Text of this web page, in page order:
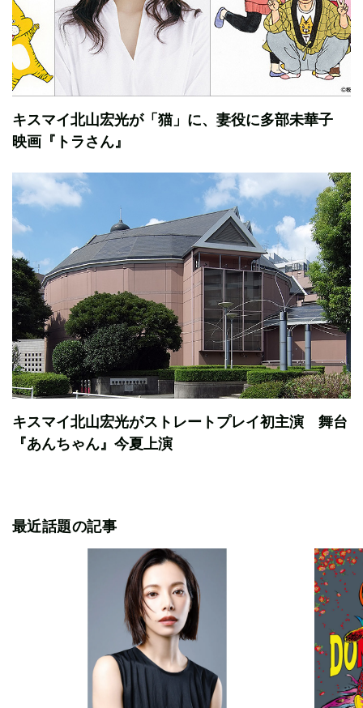
キスマイ北山宏光が「猫」に、妻役に多部未華子
映画『トラさん』
キスマイ北山宏光がストレートプレイ初主演 舞台
『あんちゃん』今夏上演
最近話題の記事